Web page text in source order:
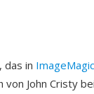
das in
John Cristy